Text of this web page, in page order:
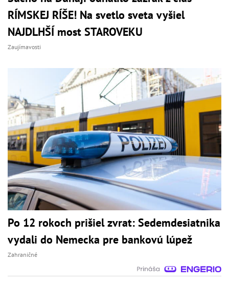
RÍMSKEJ RÍŠE! Na svetlo sveta vyšiel
NAJDLHŠÍ most STAROVEKU
Zaujímavosti
Po 12 rokoch prišiel zvrat: Sedemdesiatnika
vydali do Nemecka pre bankovú lúpež
Zahraničné